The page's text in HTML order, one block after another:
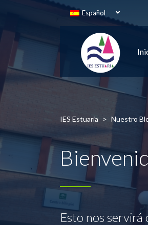
Español
IES Estuaria > Nuestro
Esto nos servirá